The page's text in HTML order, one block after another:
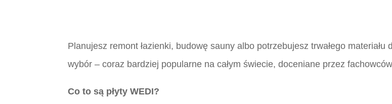
Planujesz remont łazienki, budowę sauny albo potrzebujesz trwałego
wybór – coraz bardziej popularne na całym świecie, doceniane przez
Co to są płyty WEDI?